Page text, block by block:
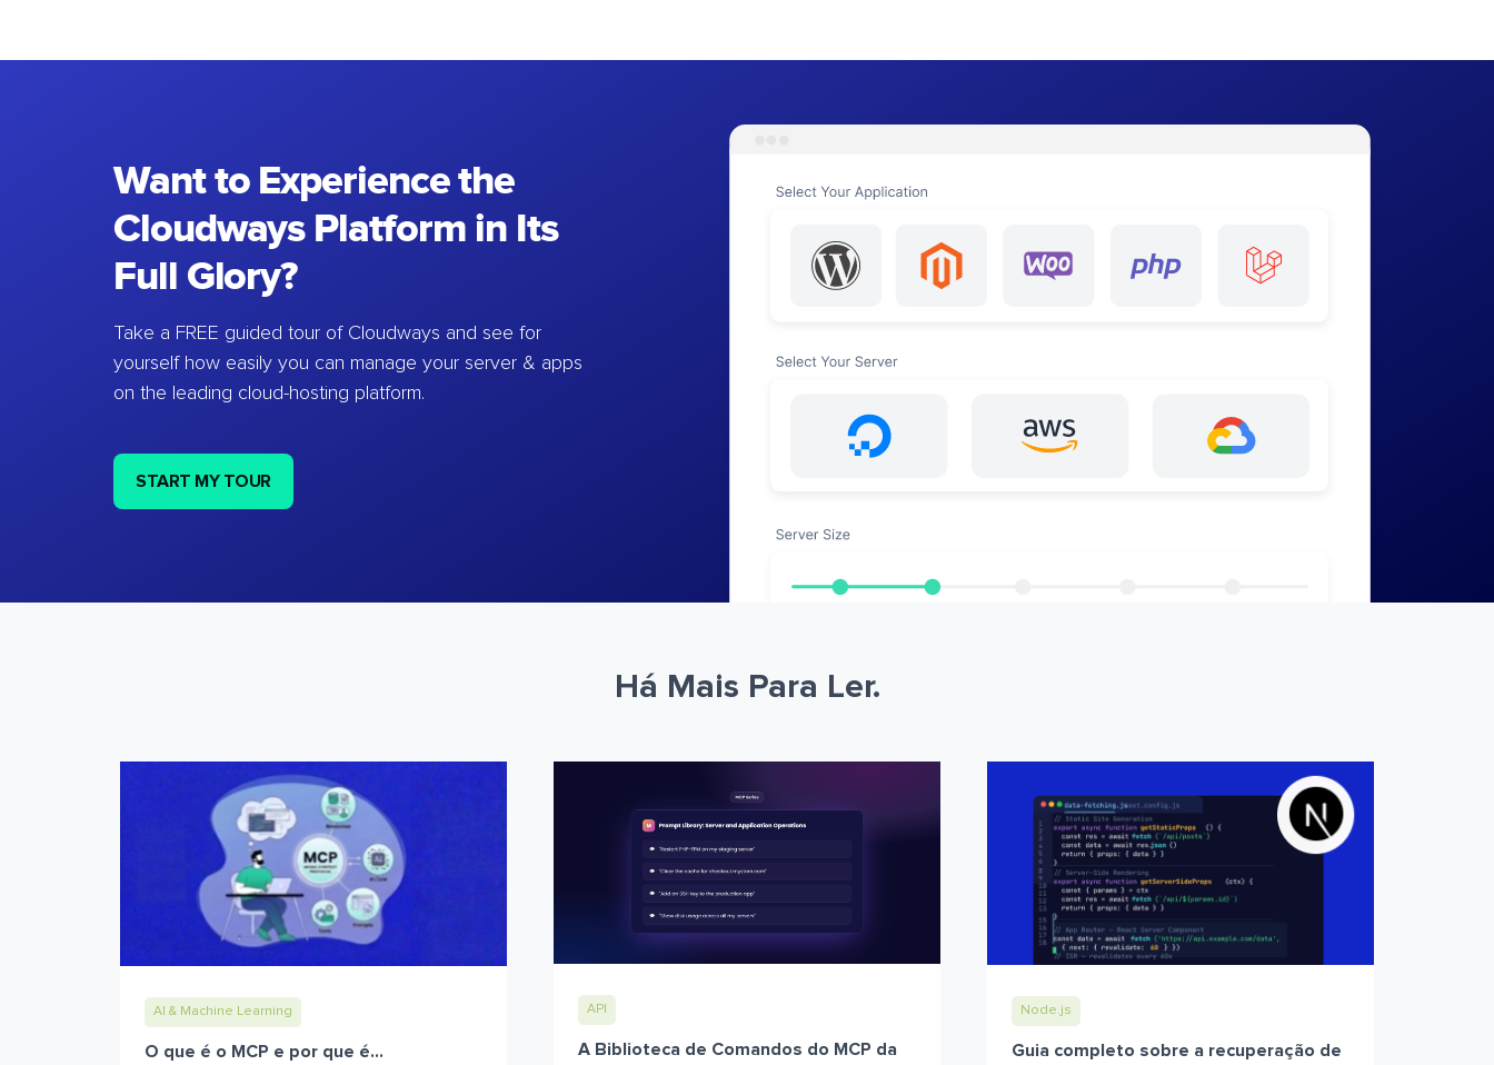
Want to Experience the
Cloudways Platform in Its
Full Glory?
Take a FREE guided tour of Cloudways and see for
yourself how easily you can manage your server & apps
on the leading cloud-hosting platform.
START MY TOUR
Há Mais Para Ler.
AI & Machine Learning
O que é o MCP e por que é...
API
A Biblioteca de Comandos do MCP da
Node.js
Guia completo sobre a recuperação de